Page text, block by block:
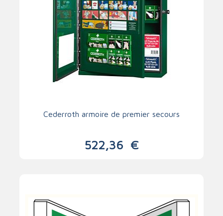
Cederroth armoire de premier secours
522,36 €